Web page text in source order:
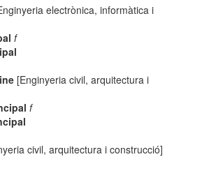
electrònica, informàtica i
f
[Enginyeria civil, arquitectura i
f
civil, arquitectura i construcció]